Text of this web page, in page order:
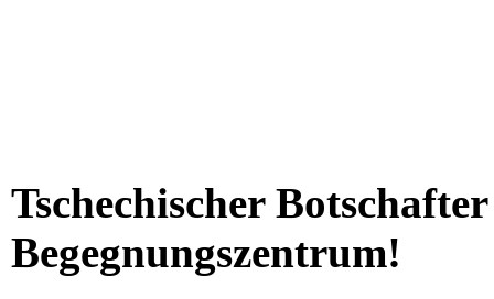
Tschechischer
Begegnungszentrum!